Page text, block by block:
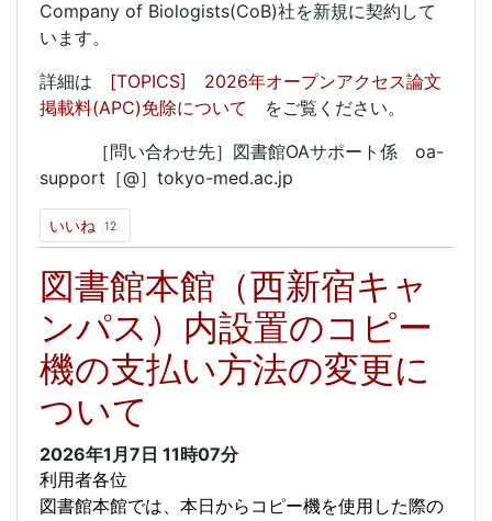
Company of Biologists(CoB)社を新規に契約して
います。
詳細は [TOPICS] 2026年オープンアクセス論文
掲載料(APC)免除について をご覧ください。
［問い合わせ先］図書館OAサポート係 oa-
support［@］tokyo-med.ac.jp
いいね 12
図書館本館（西新宿キャ
ンパス）内設置のコピー
機の支払い方法の変更に
ついて
2026年1月7日 11時07分
利用者各位
図書館本館では、本日からコピー機を使用した際の